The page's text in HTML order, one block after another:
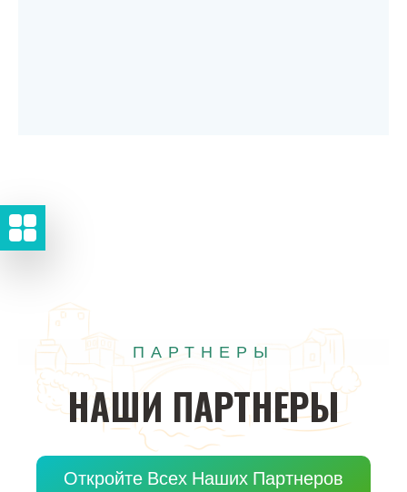
ПАРТНЕРЫ
НАШИ ПАРТНЕРЫ
Откройте Всех Наших Партнеров